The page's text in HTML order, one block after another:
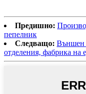
Предишно:
пепелник
Следващо: Външен
отделения, фабрика на